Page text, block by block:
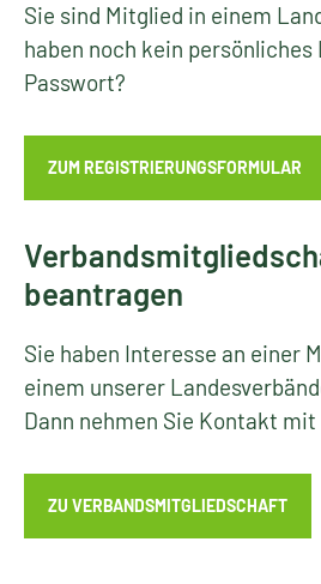
Sie sind Mitglied in einem
haben noch kein persönliches
Passwort?
ZUM REGISTRIERUNGSFORMULAR
beantragen
Sie haben Interesse an einer
einem unserer
Dann nehmen Sie Kontakt mit
ZU VERBANDSMITGLIEDSCHAFT